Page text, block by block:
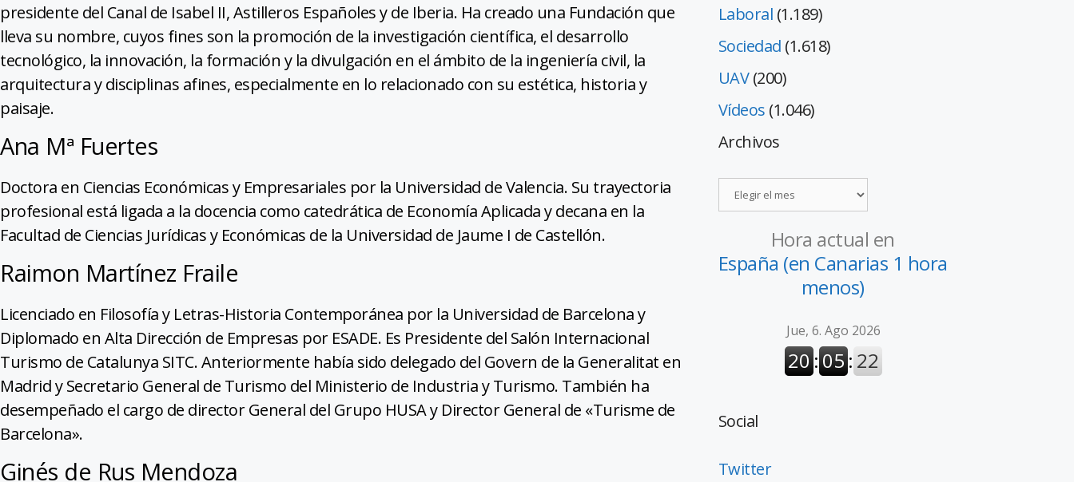
presidente del Canal de Isabel II, Astilleros Españoles y de Iberia. Ha creado una Fundación que
lleva su nombre, cuyos fines son la promoción de la investigación científica, el desarrollo
tecnológico, la innovación, la formación y la divulgación en el ámbito de la ingeniería civil, la
arquitectura y disciplinas afines, especialmente en lo relacionado con su estética, historia y
paisaje.
Ana Mª Fuertes
Doctora en Ciencias Económicas y Empresariales por la Universidad de Valencia. Su trayectoria
profesional está ligada a la docencia como catedrática de Economía Aplicada y decana en la
Facultad de Ciencias Jurídicas y Económicas de la Universidad de Jaume I de Castellón.
Raimon Martínez Fraile
Licenciado en Filosofía y Letras-Historia Contemporánea por la Universidad de Barcelona y
Diplomado en Alta Dirección de Empresas por ESADE. Es Presidente del Salón Internacional
Turismo de Catalunya SITC. Anteriormente había sido delegado del Govern de la Generalitat en
Madrid y Secretario General de Turismo del Ministerio de Industria y Turismo. También ha
desempeñado el cargo de director General del Grupo HUSA y Director General de «Turisme de
Barcelona».
Ginés de Rus Mendoza
Laboral (1.189)
Sociedad (1.618)
UAV(200)
Vídeos (1.046)
Archivos
Hora actual en
España (en Canarias 1 hora
menos)
Social
Twitter